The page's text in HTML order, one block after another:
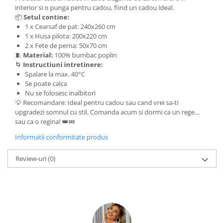
interior si o punga pentru cadou, fiind un cadou ideal.
📦Setul contine:
1 x Cearsaf de pat: 240x260 cm
1 x Husa pilota: 200x220 cm
2 x Fete de perna: 50x70 cm
🧵 Material: 100% bumbac poplin
🌀 Instructiuni intretinere:
Spalare la max. 40°C
Se poate calca
Nu se folosesc inalbitori
💡 Recomandare: Ideal pentru cadou sau cand vrei sa-ti
upgradezi somnul cu stil. Comanda acum si dormi ca un rege...
sau ca o regina! 👑💤
Informatii conformitate produs
Review-uri(0)